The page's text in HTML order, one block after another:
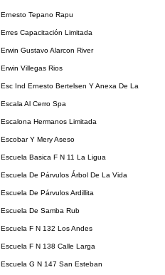
Ernesto Tepano Rapu
Erres Capacitación Limitada
Erwin Gustavo Alarcon River
Erwin Villegas Rios
Esc Ind Ernesto Bertelsen Y Anexa De La
Escala Al Cerro Spa
Escalona Hermanos Limitada
Escobar Y Mery Aseso
Escuela Basica F N 11 La Ligua
Escuela De Párvulos Árbol De La Vida
Escuela De Párvulos Ardillita
Escuela De Samba Rub
Escuela F N 132 Los Andes
Escuela F N 138 Calle Larga
Escuela G N 147 San Esteban